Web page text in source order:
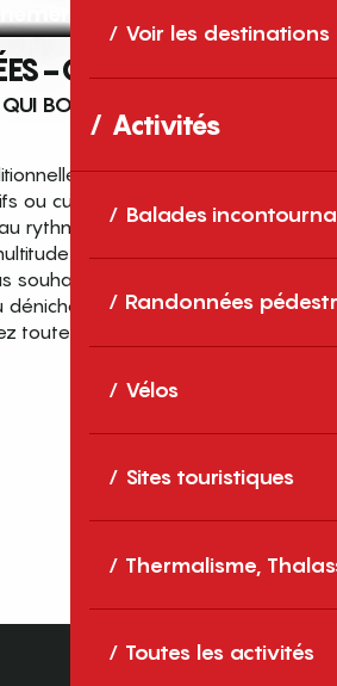
Voir les destinations
Activités
Balades
Randonnées
Vélos
Sites touristiques
Thermalisme,
Toutes les activités
ORIENTALES
BOUGE TOUTE L’ANNÉE
concerts, expositions,
ou culturels… les Pyrénées-
rythme de grands temps forts
d’événements de
souhaitiez vivre les
dénicher des sorties près de
toutes les infos dans notre
et sorties
en famille
les Pyrénées-Orientales
villages de
espaces naturels, les
sont une destination
partager des moments en
tout au long...